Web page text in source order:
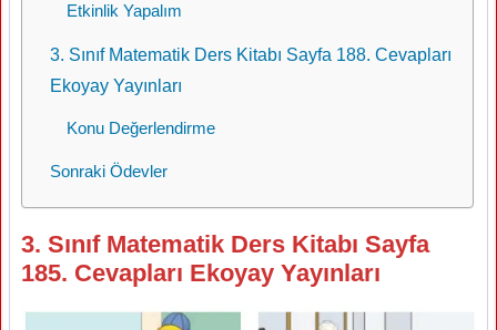
Etkinlik Yapalım
3. Sınıf Matematik Ders Kitabı Sayfa 188. Cevapları
Ekoyay Yayınları
Konu Değerlendirme
Sonraki Ödevler
3. Sınıf Matematik Ders Kitabı Sayfa
185. Cevapları Ekoyay Yayınları